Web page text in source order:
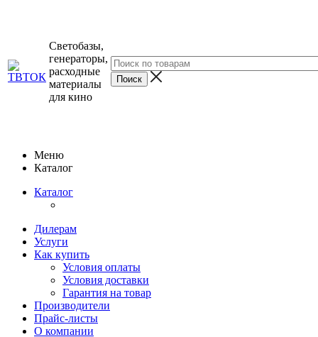
Светобазы,
генераторы,
расходные
материалы
для кино
Меню
Каталог
Каталог
Дилерам
Услуги
Как купить
Условия оплаты
Условия доставки
Гарантия на товар
Производители
Прайс-листы
О компании